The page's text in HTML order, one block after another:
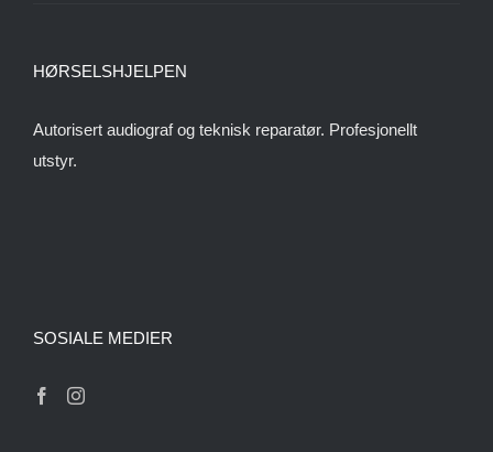
HØRSELSHJELPEN
Autorisert audiograf og teknisk reparatør. Profesjonellt
utstyr.
SOSIALE MEDIER